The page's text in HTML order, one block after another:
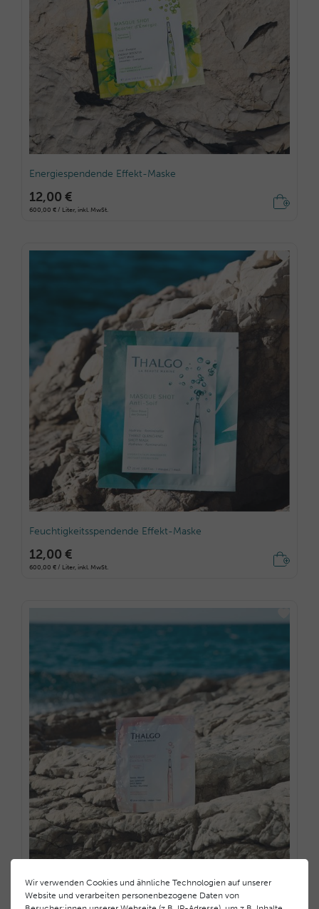
Energiespendende Effekt-Maske
12,00 €
600,00 € / Liter, inkl. MwSt.
Feuchtigkeitsspendende Effekt-Maske
12,00 €
600,00 € / Liter, inkl. MwSt.
SOS-Maske mit beruhigendem Effekt
Wir verwenden Cookies und ähnliche Technologien auf unserer
Website und verarbeiten personenbezogene Daten von